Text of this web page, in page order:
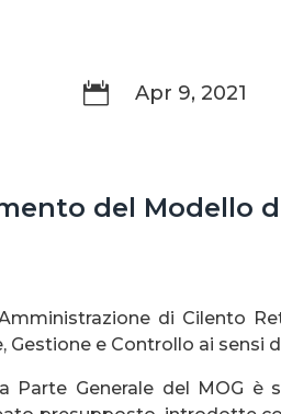
 Apr 9, 2021
del Modello
di Cilento
Gestione e Controllo ai sensi
Parte Generale del MOG è